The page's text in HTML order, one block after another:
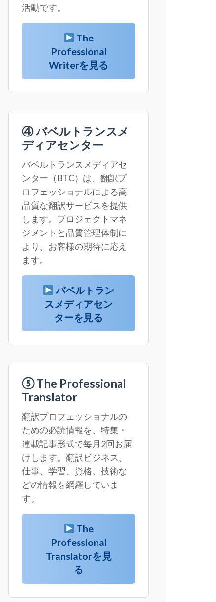
活動です。
The
Professional
Writerを見る
④ バベルトランスメ
ディアセンター
バベルトランスメディアセ
ンター（BTC）は、翻訳プ
ロフェッショナルによる高
品質な翻訳サービスを提供
します。プロジェクトマネ
ジメントと品質管理体制に
より、お客様の期待に応え
ます。
バベルトラン
スメディアセン
ターを見る
⑤ The Professional
Translator
翻訳プロフェッショナルの
ための必読情報を、特集・
連載記事形式で毎月2回お届
けします。翻訳ビジネス、
仕事、学習、資格、技術な
どの情報を網羅していま
す。
The
Professional
Translatorを見
る